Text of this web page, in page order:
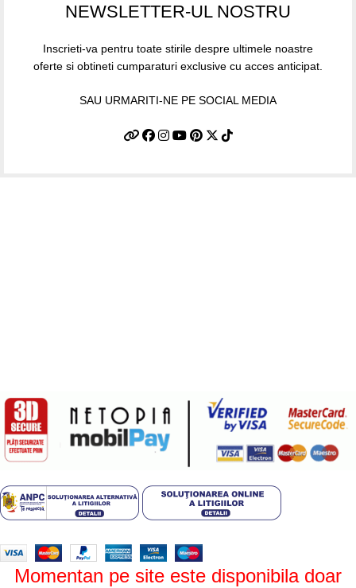
NEWSLETTER-UL NOSTRU
Inscrieti-va pentru toate stirile despre ultimele noastre
oferte si obtineti cumparaturi exclusive cu acces anticipat.
SAU URMARITI-NE PE SOCIAL MEDIA
Momentan pe site este disponibila doar